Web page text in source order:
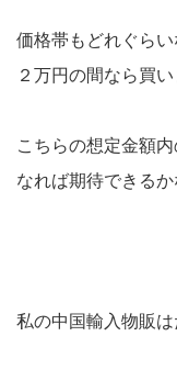
価格帯もどれぐら
２万円の間なら買い
こちらの想定金額
なれば期待できるか
私の中国輸入物販